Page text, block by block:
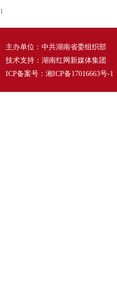
1
主办单位：中共湖南省委组织部
技术支持：湖南红网新媒体集团
ICP备案号： 湘ICP备17016663号-1